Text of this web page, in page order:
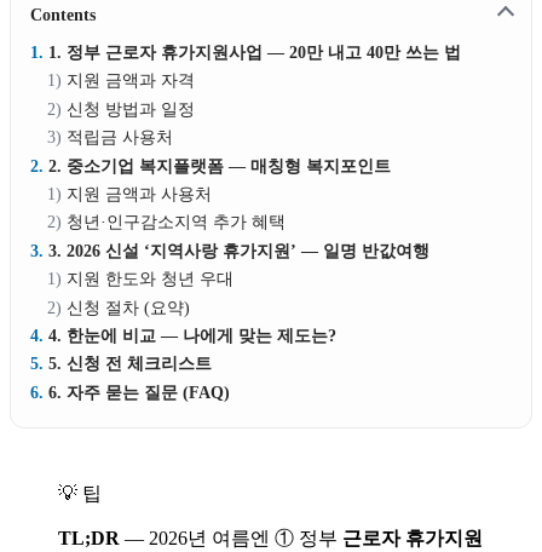
Contents
1. 정부 근로자 휴가지원사업 — 20만 내고 40만 쓰는 법
지원 금액과 자격
신청 방법과 일정
적립금 사용처
2. 중소기업 복지플랫폼 — 매칭형 복지포인트
지원 금액과 사용처
청년·인구감소지역 추가 혜택
3. 2026 신설 ‘지역사랑 휴가지원’ — 일명 반값여행
지원 한도와 청년 우대
신청 절차 (요약)
4. 한눈에 비교 — 나에게 맞는 제도는?
5. 신청 전 체크리스트
6. 자주 묻는 질문 (FAQ)
💡 팁
TL;DR — 2026년 여름엔 ① 정부 근로자 휴가지원